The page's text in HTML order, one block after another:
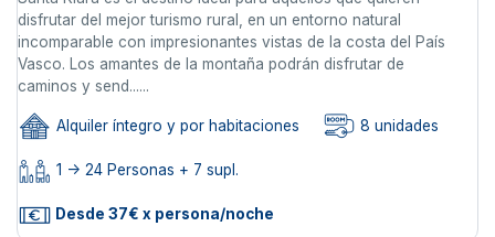
disfrutar del mejor turismo rural, en un entorno natural
incomparable con impresionantes vistas de la costa del País
Vasco. Los amantes de la montaña podrán disfrutar de
caminos y send......
Alquiler íntegro y por habitaciones 8 unidades
1 -> 24 Personas + 7 supl.
Desde 37€ x persona/noche